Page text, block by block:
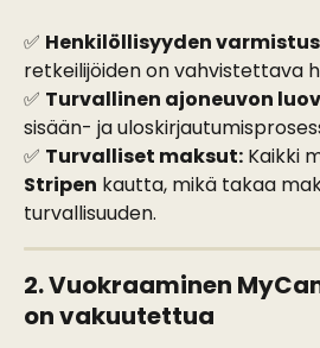
✅ Henkilöllisyyden
retkeilijöiden on vahvistettava
✅ Turvallinen ajoneuvon
sisään- ja
✅ Turvalliset maksut: Kaikki
Stripen kautta, mikä takaa
turvallisuuden.
2. Vuokraaminen
on vakuutettua